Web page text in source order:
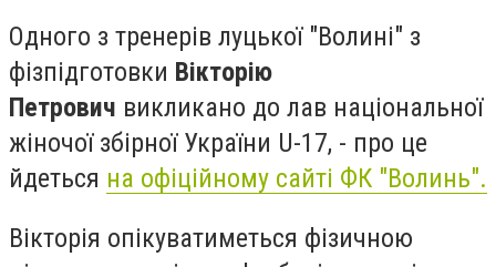
Одного з тренерів луцької "Волині" з
фізпідготовки Вікторію
Петрович викликано до лав національної
жіночої збірної України U-17, - про це
йдеться на офіційному сайті ФК "Волинь".
Вікторія опікуватиметься фізичною